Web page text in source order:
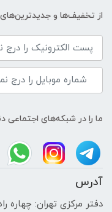
از تخفیف‌ها و
ما را در شبکه‌های اجتماعی
آدرس
دفتر مرکزی تهران: چهاره راه